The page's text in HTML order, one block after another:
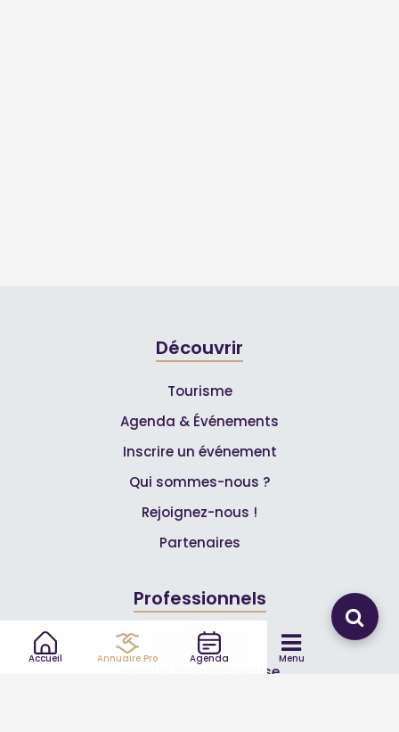
Accueil Annuaire Pro Agenda Menu
Découvrir
Tourisme
Agenda & Événements
Inscrire un événement
Qui sommes-nous ?
Rejoignez-nous !
Partenaires
Professionnels
Annuaire pro
Inscrire mon entreprise